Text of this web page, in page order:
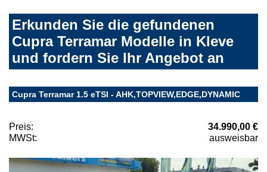
Erkunden Sie die gefundenen
Cupra Terramar Modelle in Kleve
und fordern Sie Ihr Angebot an
Cupra Terramar 1.5 eTSI - AHK,TOPVIEW,EDGE,DYNAMIC
Preis:
34.990,00 €
MWSt:
ausweisbar